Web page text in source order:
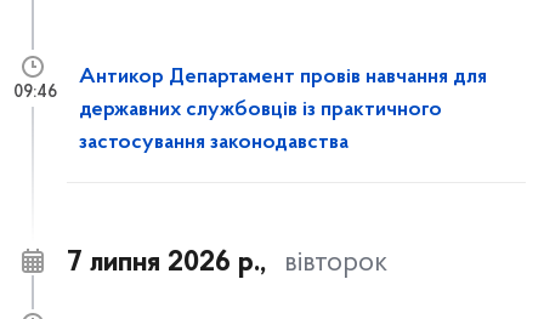
Антикор Департамент провів навчання для
державних службовців із практичного
застосування законодавства
09:46
7 липня 2026 р., вівторок